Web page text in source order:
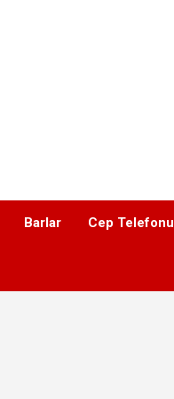
Barlar Cep Telefonu